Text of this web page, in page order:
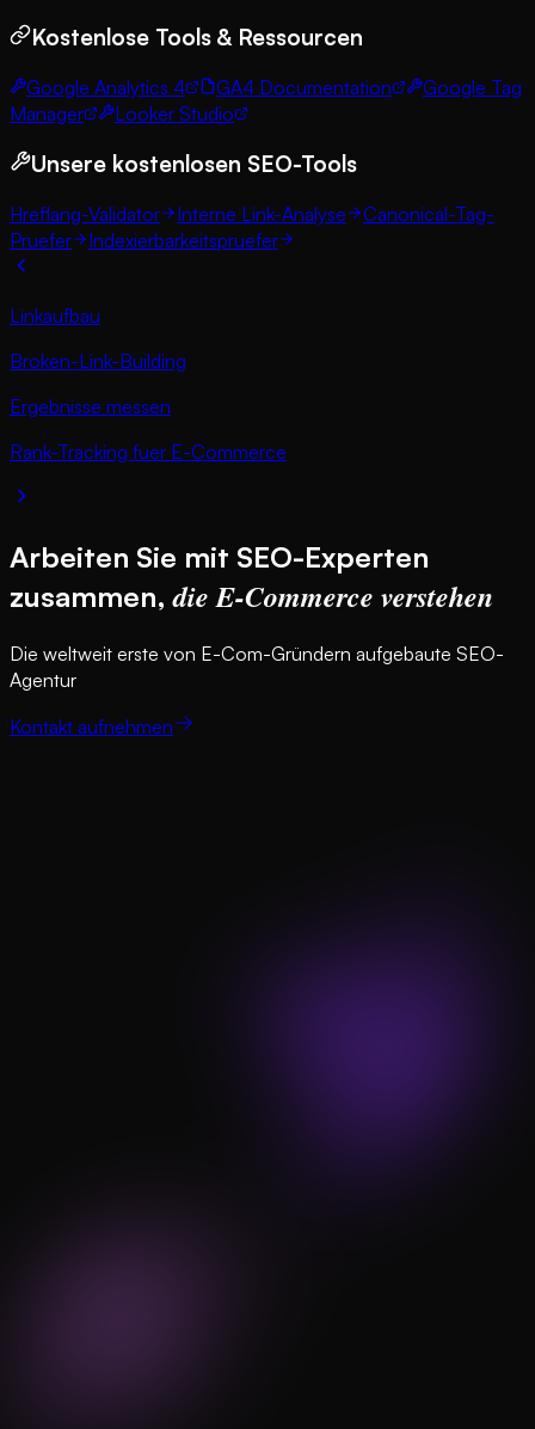
Kostenlose Tools & Ressourcen
Google Analytics 4 GA4 Documentation
Google Tag
Manager
Looker Studio
Unsere kostenlosen SEO-Tools
Hreflang-Validator Interne Link-Analyse
Canonical-Tag-
Pruefer
Indexierbarkeitspruefer
Linkaufbau
Broken-Link-Building
Ergebnisse messen
Rank-Tracking fuer E-Commerce
Arbeiten Sie mit SEO-Experten
zusammen,die E-Commerce verstehen
Die weltweit erste von E-Com-Gründern aufgebaute SEO-
Agentur
Kontakt aufnehmen